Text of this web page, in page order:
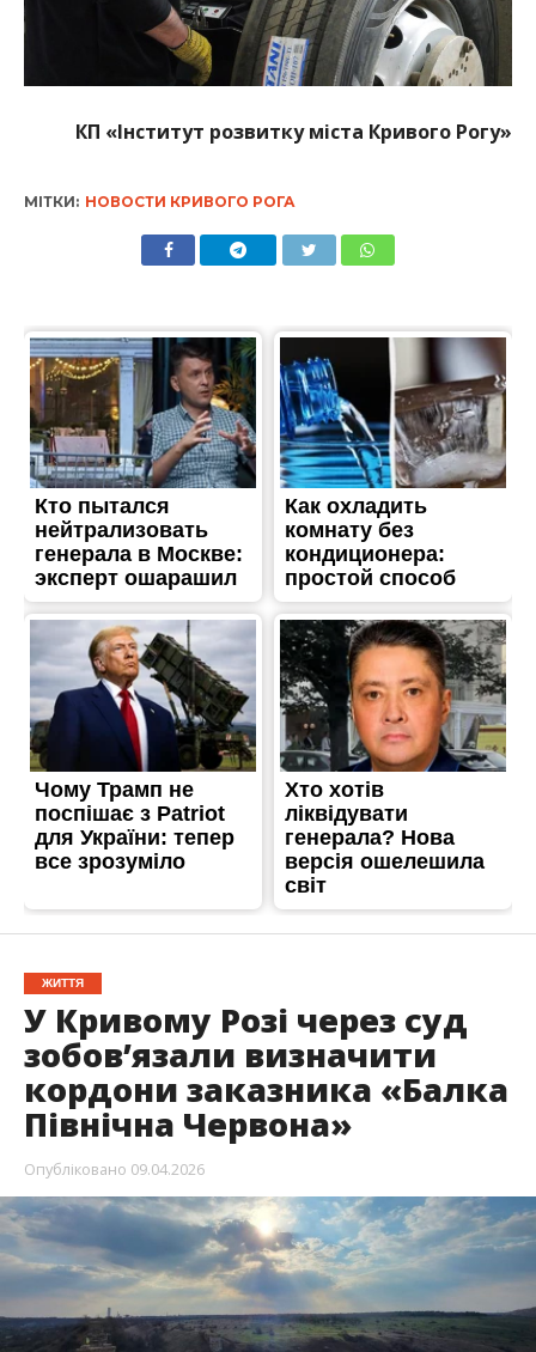
КП «Інститут розвитку міста Кривого Рогу»
МІТКИ: НОВОСТИ КРИВОГО РОГА
ЖИТТЯ
У Кривому Розі через суд
зобовʼязали визначити
кордони заказника «Балка
Північна Червона»
Опубліковано 09.04.2026